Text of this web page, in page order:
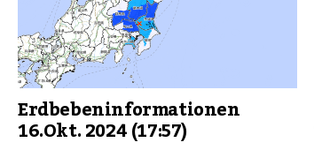
Erdbebeninformationen
16.Okt. 2024 (17:57)